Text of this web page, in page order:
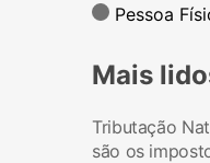
Pessoa
Mais
Tributação
são os